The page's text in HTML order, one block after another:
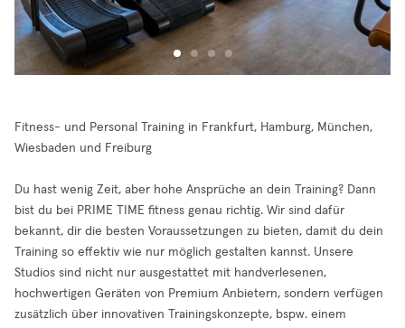
Fitness- und Personal Training in Frankfurt, Hamburg, München,
Wiesbaden und Freiburg
Du hast wenig Zeit, aber hohe Ansprüche an dein Training? Dann
bist du bei PRIME TIME fitness genau richtig. Wir sind dafür
bekannt, dir die besten Voraussetzungen zu bieten, damit du dein
Training so effektiv wie nur möglich gestalten kannst. Unsere
Studios sind nicht nur ausgestattet mit handverlesenen,
hochwertigen Geräten von Premium Anbietern, sondern verfügen
zusätzlich über innovativen Trainingskonzepte, bspw. einem